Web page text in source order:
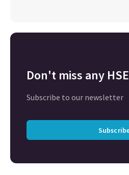
Don't miss any
Subscribe to our newsletter